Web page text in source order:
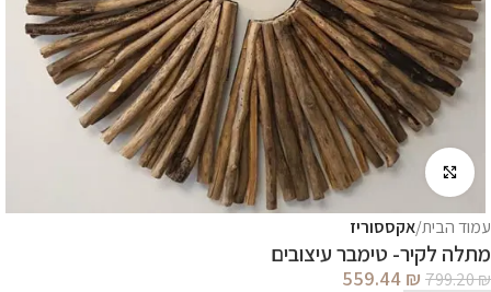
עמוד הבית אקססוריז
מתלה לקיר- טימבר עיצובים
799.20₪
559.44 ₪
לחץ להגדלה